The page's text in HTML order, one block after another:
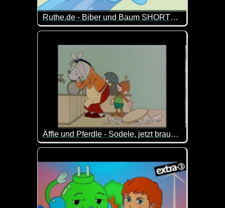
Ruthe.de - Biber und Baum SHORTS: "Am Strand"
Der Biber hat mal wieder einen neuen "Plan",
Äffle und Pferdle - Sodele, jetzt brauchsch nimme abspühla
Für alle Nicht-Schwaben heißt das übersetzt: